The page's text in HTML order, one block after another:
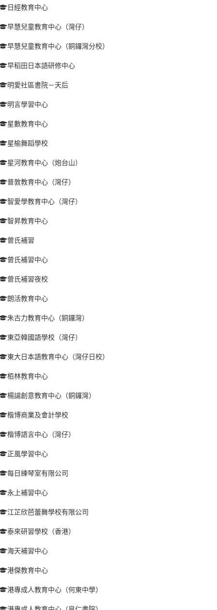
日經教育中心
早慧兒童教育中心（灣仔）
早慧兒童教育中心（銅鑼灣分校）
早稻田日本語研修中心
明愛社區書院－天后
明言學習中心
星數教育中心
星榆舞蹈學校
星河教育中心（炮台山）
普敦教育中心（灣仔）
智愛學教育中心（灣仔）
智昇教育中心
曾氏補習
曾氏補習中心
曾氏補習夜校
朗活教育中心
朱古力教育中心（銅鑼灣）
東亞韓國語學校（灣仔）
東大日本語教育中心（灣仔日校）
栢林教育中心
楊諹創意教育中心（銅鑼灣）
楷博商業及會計學校
楷博語言中心（灣仔）
正風學習中心
每日練琴室有限公司
永上補習中心
江芷欣芭蕾舞學校有限公司
泰來研習學校（香港）
海天補習中心
港傑教育中心
港專成人教育中心（何東中學）